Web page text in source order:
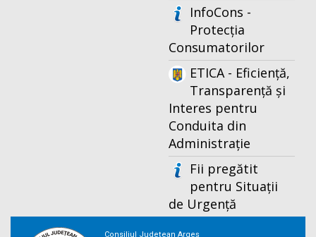
InfoCons -
Protecția
Consumatorilor
ETICA - Eficiență,
Transparență și
Interes pentru
Conduita din
Administrație
Fii pregătit
pentru Situații
de Urgență
Consiliul Județean Argeș